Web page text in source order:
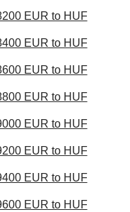
EUR to HUF
EUR to HUF
EUR to HUF
EUR to HUF
EUR to HUF
EUR to HUF
EUR to HUF
EUR to HUF